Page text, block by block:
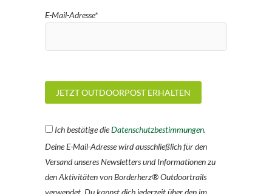
E-Mail-Adresse*
Ich bestätige dieDatenschutzbestimmungen.
Deine E-Mail-Adresse wird ausschließlich für den
Versand unseres Newsletters und Informationen zu
den Aktivitäten von Borderherz® Outdoortrails
verwendet. Du kannst dich jederzeit über den im